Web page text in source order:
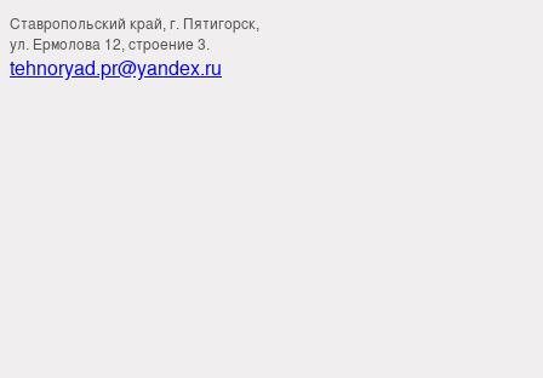
Ставропольский край, г. Пятигорск,
ул. Ермолова 12, строение 3.
tehnoryad.pr@yandex.ru